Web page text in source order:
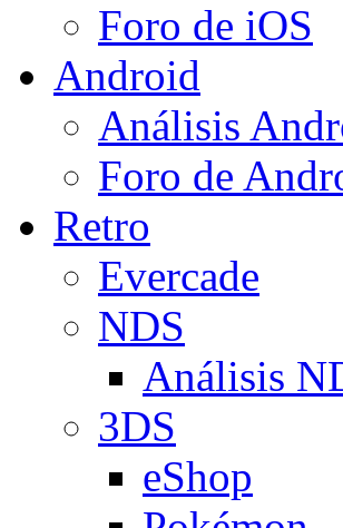
Foro de iOS
Android
Análisis
Foro de
Retro
Evercade
NDS
Análisis
3DS
eShop